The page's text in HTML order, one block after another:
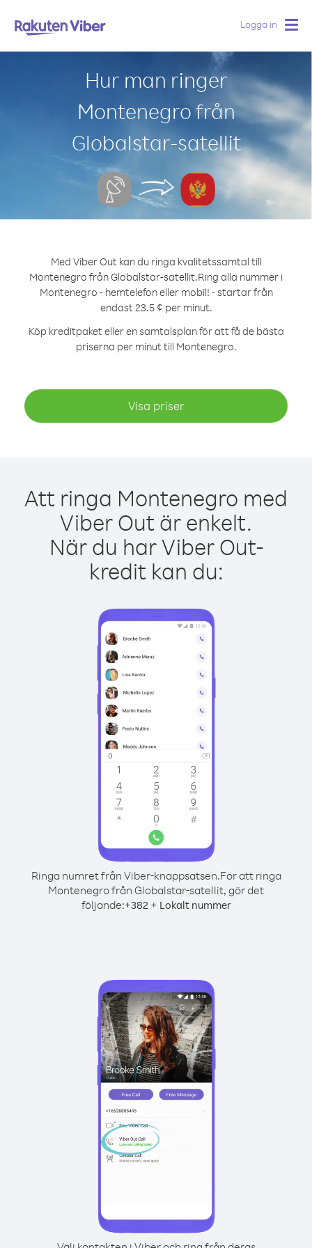
Logga in
Hur man ringer
Montenegro från
Globalstar-satellit
Med Viber Out kan du ringa kvalitetssamtal till
Montenegro från Globalstar-satellit.Ring alla nummer i
Montenegro - hemtelefon eller mobil! - startar från
endast 23.5 ¢ per minut.
Köp kreditpaket eller en samtalsplan för att få de bästa
priserna per minut till Montenegro.
Visa priser
Att ringa Montenegro med
Viber Out är enkelt.
När du har Viber Out-
kredit kan du:
Ringa numret från Viber-knappsatsen.För att ringa
Montenegro från Globalstar-satellit, gör det
följande:+382+ Lokalt nummer